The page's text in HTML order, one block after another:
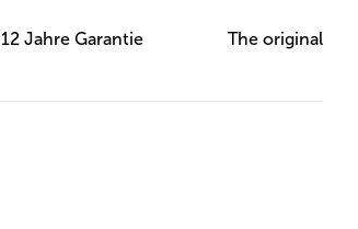
12 Jahre Garantie The original